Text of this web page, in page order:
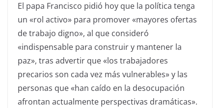
El papa Francisco pidió hoy que la política tenga
un «rol activo» para promover «mayores ofertas
de trabajo digno», al que consideró
«indispensable para construir y mantener la
paz», tras advertir que «los trabajadores
precarios son cada vez más vulnerables» y las
personas que «han caído en la desocupación
afrontan actualmente perspectivas dramáticas».